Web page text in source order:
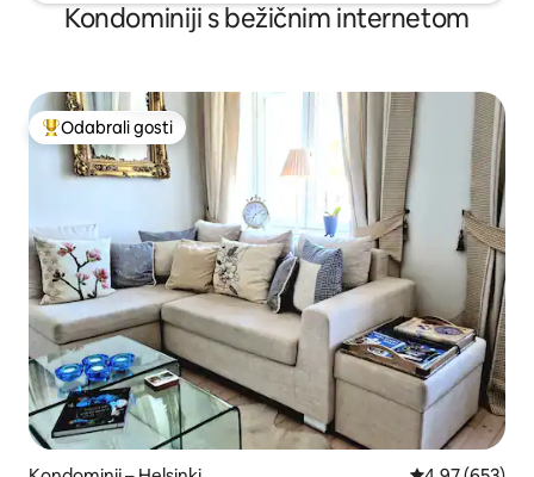
Kondominiji s bežičnim internetom
Među najviše rangiranima s oznakom „Odabrali gosti”
Odabrali gosti